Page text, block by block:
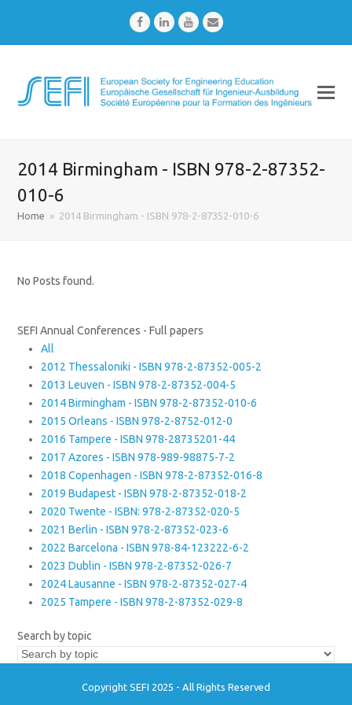
FacebookLinkedInYoutubeEmail
2014 Birmingham - ISBN 978-2-87352-
010-6
Home » 2014 Birmingham - ISBN 978-2-87352-010-6
No Posts found.
SEFI Annual Conferences - Full papers
All
2012 Thessaloniki - ISBN 978-2-87352-005-2
2013 Leuven - ISBN 978-2-87352-004-5
2014 Birmingham - ISBN 978-2-87352-010-6
2015 Orleans - ISBN 978-2-8752-012-0
2016 Tampere - ISBN 978-28735201-44
2017 Azores - ISBN 978-989-98875-7-2
2018 Copenhagen - ISBN 978-2-87352-016-8
2019 Budapest - ISBN 978-2-87352-018-2
2020 Twente - ISBN: 978-2-87352-020-5
2021 Berlin - ISBN 978-2-87352-023-6
2022 Barcelona - ISBN 978-84-123222-6-2
2023 Dublin - ISBN 978-2-87352-026-7
2024 Lausanne - ISBN 978-2-87352-027-4
2025 Tampere - ISBN 978-2-87352-029-8
Search by topic
Copyright SEFI 2025 - All Rights Reserved